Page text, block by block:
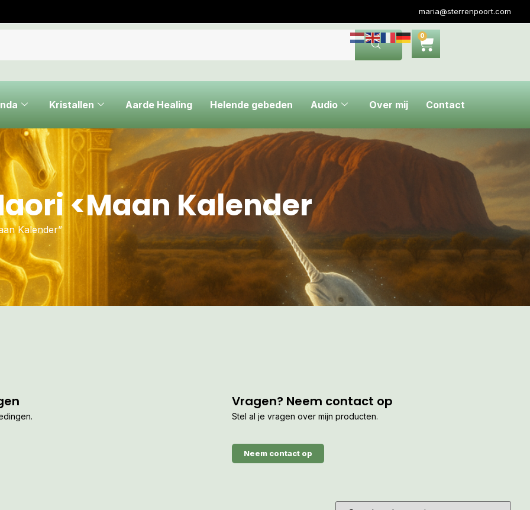
maria@sterrenpoort.com
0
Kristallen Aarde Healing Helende gebeden Audio Over mij Contact
<Maan Kalender
Kalender”
Vragen? Neem contact op
Stel al je vragen over mijn producten.
Neem contact op